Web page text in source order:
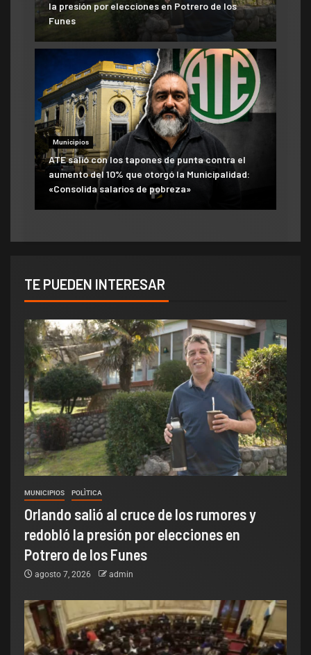
la presión por elecciones en Potrero de los
Funes
Municipios
ATE salió con los tapones de punta contra el
aumento del 10% que otorgó la Municipalidad:
«Consolida salarios de pobreza»
TE PUEDEN INTERESAR
MUNICIPIOS POLÌTICA
Orlando salió al cruce de los rumores y
redobló la presión por elecciones en
Potrero de los Funes
agosto 7, 2026 admin